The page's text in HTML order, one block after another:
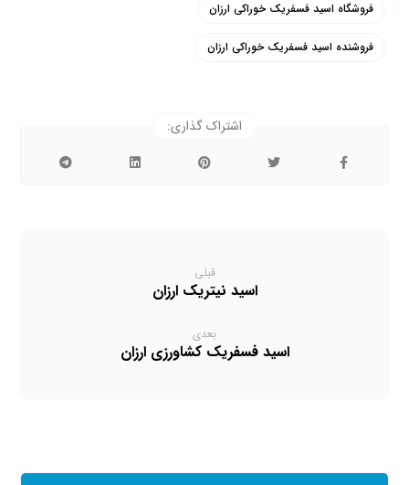
فروشگاه اسید فسفریک خوراکی ارزان
فروشنده اسید فسفریک خوراکی ارزان
قبلی
اسید نیتریک ارزان
بعدی
اسید فسفریک کشاورزی ارزان